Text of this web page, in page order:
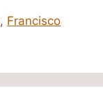
, Francisco